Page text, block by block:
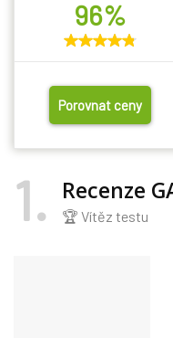
96%
Porovnat ceny
1 Recenze
🏆 Vítěz testu